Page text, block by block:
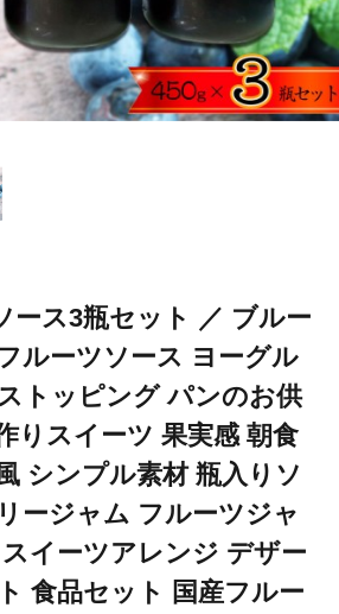
ース3瓶セット ／ ブルー
ルーツソース ヨーグル
トッピング パンのお供
りスイーツ 果実感 朝食
シンプル素材 瓶入りソ
ージャム フルーツジャ
イーツアレンジ デザー
食品セット 国産フルー